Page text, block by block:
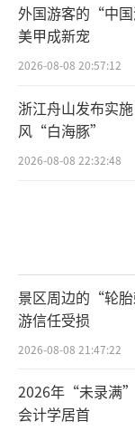
外国游客的“中
美甲成新宠
2026-08-08 20:57:12
浙江舟山发布实
风“白海豚”
2026-08-08 22:32:48
景区周边的“轮
游信任受损
2026-08-08 21:47:22
2026年“未录满
会计学居首